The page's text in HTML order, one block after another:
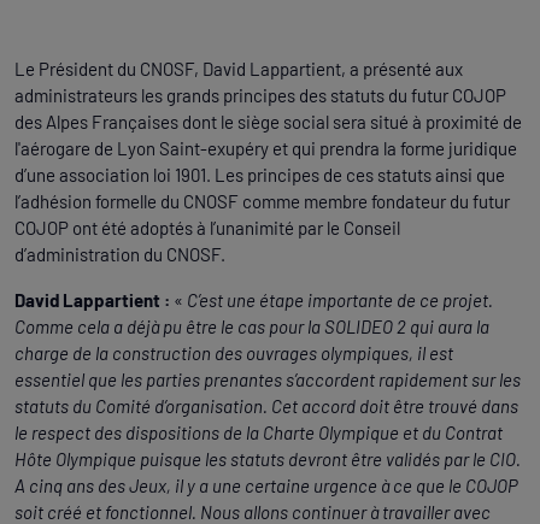
Le Président du CNOSF, David Lappartient, a présenté aux
administrateurs les grands principes des statuts du futur COJOP
des Alpes Françaises dont le siège social sera situé à proximité de
l'aérogare de Lyon Saint-exupéry et qui prendra la forme juridique
d’une association loi 1901. Les principes de ces statuts ainsi que
l’adhésion formelle du CNOSF comme membre fondateur du futur
COJOP ont été adoptés à l’unanimité par le Conseil
d’administration du CNOSF.
David Lappartient : « C’est une étape importante de ce projet.
Comme cela a déjà pu être le cas pour la SOLIDEO 2 qui aura la
charge de la construction des ouvrages olympiques, il est
essentiel que les parties prenantes s’accordent rapidement sur les
statuts du Comité d’organisation. Cet accord doit être trouvé dans
le respect des dispositions de la Charte Olympique et du Contrat
Hôte Olympique puisque les statuts devront être validés par le CIO.
A cinq ans des Jeux, il y a une certaine urgence à ce que le COJOP
soit créé et fonctionnel. Nous allons continuer à travailler avec